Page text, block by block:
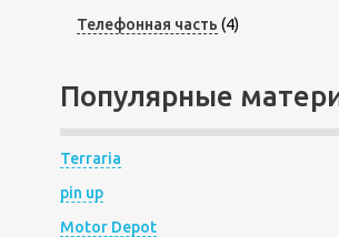
Телефонная часть (4)
Популярные
Terraria
pin up
Motor Depot